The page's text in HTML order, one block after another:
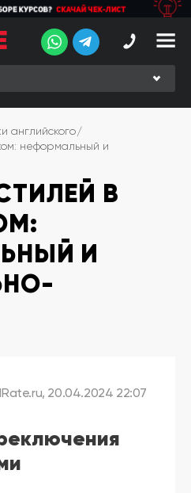
английского
неформальный и
В
И
, 20.04.2024 22:07